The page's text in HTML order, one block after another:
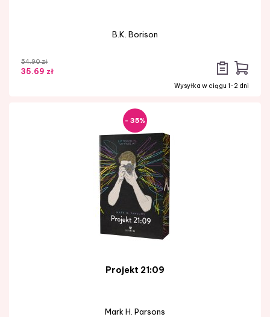
B.K. Borison
54.90 zł
35.69 zł
Wysyłka w ciągu 1-2 dni
- 35%
Projekt 21:09
Mark H. Parsons